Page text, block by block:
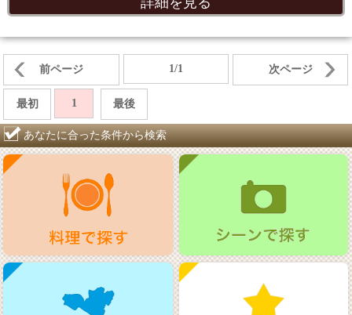
前ページ 1/1 次ページ
最初 1 最後
あなたに合った条件から検索